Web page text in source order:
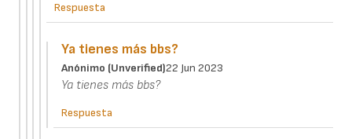
Respuesta
Ya tienes más bbs?
Anónimo (unverified)22 Jun 2023
Ya tienes más bbs?
Respuesta